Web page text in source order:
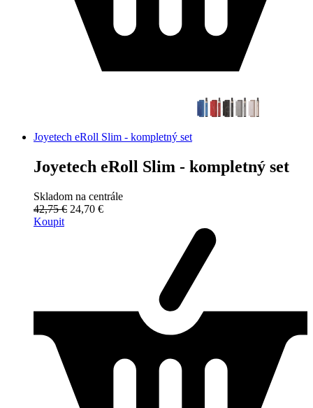
Joyetech eRoll Slim - kompletný set
Joyetech eRoll Slim - kompletný set
Skladom na centrále
42,75 € 24,70 €
Koupit